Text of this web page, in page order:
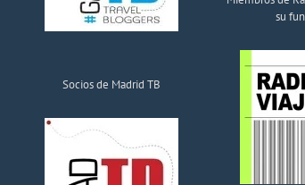
Socios de Madrid TB
su